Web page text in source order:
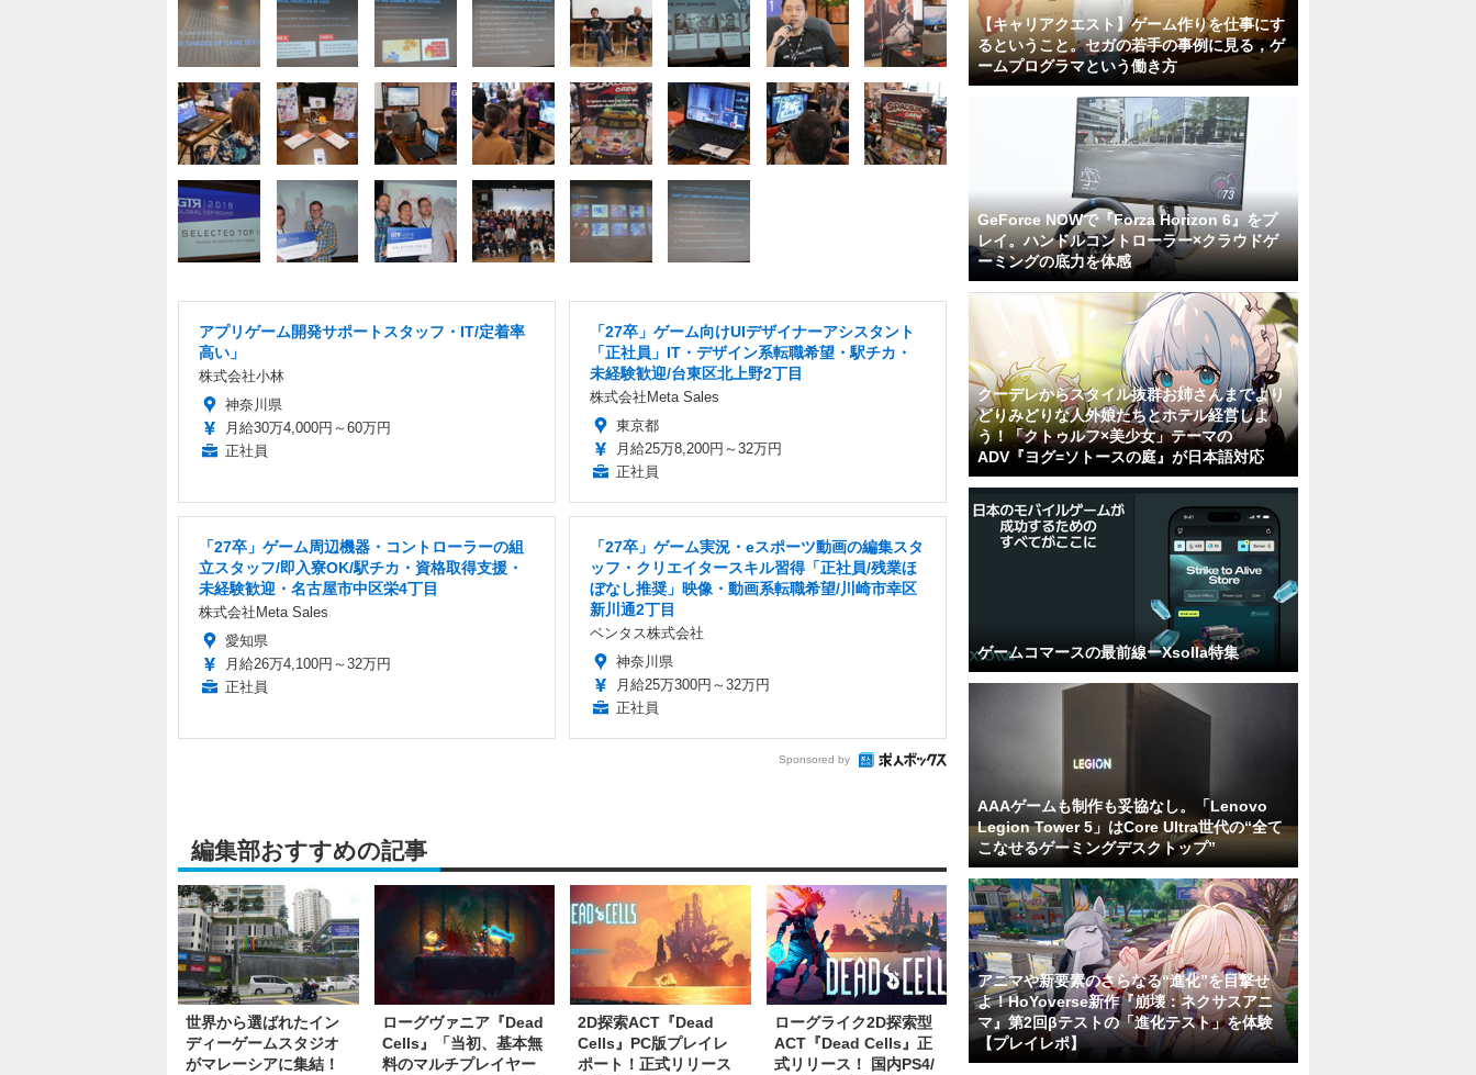
アプリゲーム開発サポートスタッフ・IT/定着率
高い」
株式会社小林
神奈川県
月給30万4,000円～60万円
正社員
「27卒」ゲーム向けUIデザイナーアシスタント
「正社員」IT・デザイン系転職希望・駅チカ・
未経験歓迎/台東区北上野2丁目
株式会社Meta Sales
東京都
月給25万8,200円～32万円
正社員
「27卒」ゲーム周辺機器・コントローラーの組
立スタッフ/即入寮OK/駅チカ・資格取得支援・
未経験歓迎・名古屋市中区栄4丁目
株式会社Meta Sales
愛知県
月給26万4,100円～32万円
正社員
「27卒」ゲーム実況・eスポーツ動画の編集スタ
ッフ・クリエイタースキル習得「正社員/残業ほ
ぼなし推奨」映像・動画系転職希望/川崎市幸区
新川通2丁目
ベンタス株式会社
神奈川県
月給25万300円～32万円
正社員
Sponsored by
編集部おすすめの記事
世界から選ばれたイン
ディーゲームスタジオ
がマレーシアに集結！
ローグヴァニア『Dead
Cells』「当初、基本無
料のマルチプレイヤー
2D探索ACT『Dead
Cells』PC版プレイレ
ポート！正式リリース
ローグライク2D探索型
ACT『Dead Cells』正
式リリース！ 国内PS4/
【キャリアクエスト】ゲーム作りを仕事にす
るということ。セガの若手の事例に見る，ゲ
ームプログラマという働き方
GeForce NOWで『Forza Horizon 6』をプ
レイ。ハンドルコントローラー×クラウドゲ
ーミングの底力を体感
クーデレからスタイル抜群お姉さんまでより
どりみどりな人外娘たちとホテル経営しよ
う！「クトゥルフ×美少女」テーマの
ADV『ヨグ=ソトースの庭』が日本語対応
ゲームコマースの最前線ーXsolla特集
AAAゲームも制作も妥協なし。「Lenovo
Legion Tower 5」はCore Ultra世代の“全て
こなせるゲーミングデスクトップ”
アニマや新要素のさらなる“進化”を目撃せ
よ！HoYoverse新作『崩壊：ネクサスアニ
マ』第2回βテストの「進化テスト」を体験
【プレイレポ】